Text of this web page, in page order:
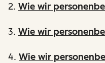
2. Wie wir
3. Wie wir
4. Wie wir